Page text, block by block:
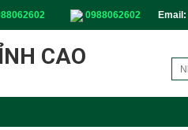
0988062602 Email:
CAO